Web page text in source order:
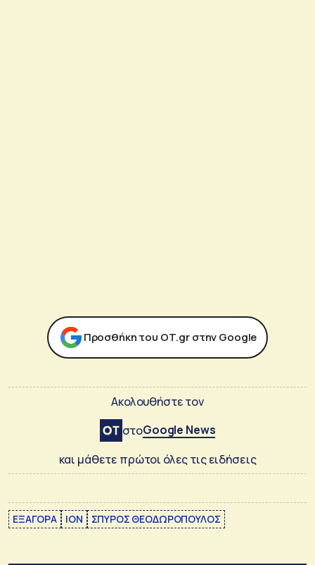
Προσθήκη του ΟΤ.gr στην Google
Ακολουθήστε τον
στοGoogle News
και μάθετε πρώτοι όλες τις ειδήσεις
ΕΞΑΓΟΡΑ ΙΟΝ ΣΠΥΡΟΣ ΘΕΟΔΩΡΟΠΟΥΛΟΣ